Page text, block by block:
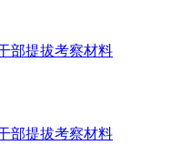
部提拔考察材料
部提拔考察材料